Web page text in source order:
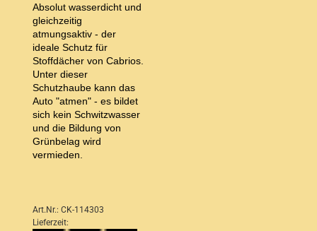
Absolut wasserdicht und
gleichzeitig
atmungsaktiv - der
ideale Schutz für
Stoffdächer von Cabrios.
Unter dieser
Schutzhaube kann das
Auto "atmen" - es bildet
sich kein Schwitzwasser
und die Bildung von
Grünbelag wird
vermieden.
Art.Nr.: CK-114303
Lieferzeit: